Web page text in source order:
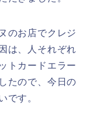
のお店でクレジ
は、人それぞれ
トカードエラー
たので、今日の
です。